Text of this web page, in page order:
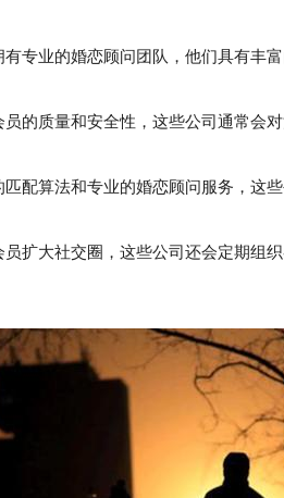
专业的婚恋顾问团队，他们具有丰
质量和安全性，这些公司通常会
算法和专业的婚恋顾问服务，这
大社交圈，这些公司还会定期组织